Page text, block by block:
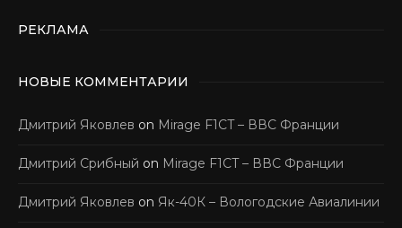
РЕКЛАМА
НОВЫЕ КОММЕНТАРИИ
Дмитрий Яковлев on Mirage F1CT – ВВС Франции
Дмитрий Срибный on Mirage F1CT – ВВС Франции
Дмитрий Яковлев on Як-40К – Вологодские Авиалинии